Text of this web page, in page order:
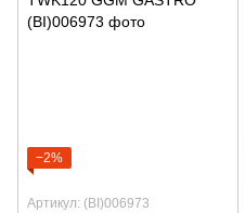
−2%
Артикул: (BI)006973